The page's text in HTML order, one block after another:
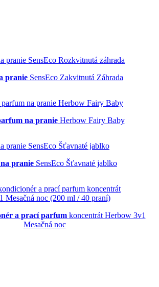
pranie SensEco Zakvitnutá Záhrada
na pranieHerbow Fairy Baby
pranie SensEco Šťavnaté jablko
a prací parfum koncentrát Herbow 3v1
Mesačná noc